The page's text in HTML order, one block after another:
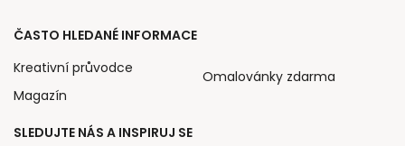
SLEDUJTE NÁS A INSPIRUJ SE
ČASTO HLEDANÉ INFORMACE
Kreativní průvodce
Magazín
Omalovánky zdarma